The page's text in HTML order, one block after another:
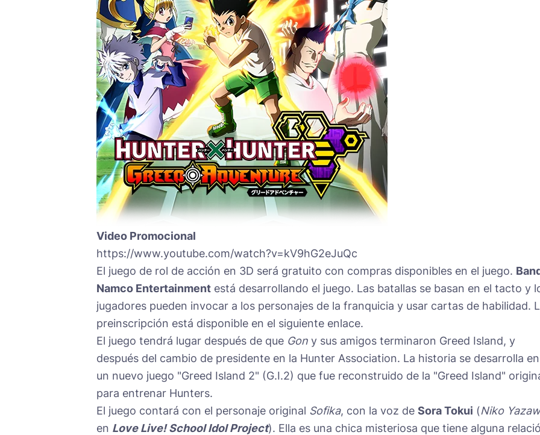
Video Promocional
https://www.youtube.com/watch?v=kV9hG2eJuQc
El juego de rol de acción en 3D será gratuito con compras disponibles en el juego.
Namco Entertainment está desarrollando el juego. Las batallas se basan en el tacto y
jugadores pueden invocar a los personajes de la franquicia y usar cartas de habilidad.
preinscripción está disponible en el siguiente enlace.
El juego tendrá lugar después de que Gon y sus amigos terminaron Greed Island, y
después del cambio de presidente en la Hunter Association. La historia se desarrolla en
un nuevo juego "Greed Island 2" (G.I.2) que fue reconstruido de la "Greed Island"
para entrenar Hunters.
El juego contará con el personaje original Sofika, con la voz de Sora Tokui (Niko
en Love Live! School Idol Project). Ella es una chica misteriosa que tiene alguna